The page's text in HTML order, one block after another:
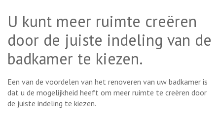
U kunt meer ruimte creëren
door de juiste indeling van de
badkamer te kiezen.
Een van de voordelen van het renoveren van uw badkamer is
dat u de mogelijkheid heeft om meer ruimte te creëren door
de juiste indeling te kiezen.